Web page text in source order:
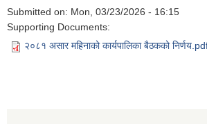
Submitted on: Mon, 03/23/2026 - 16:15
Supporting Documents:
२०८१ असार महिनाको कार्यपालिका बैठकको